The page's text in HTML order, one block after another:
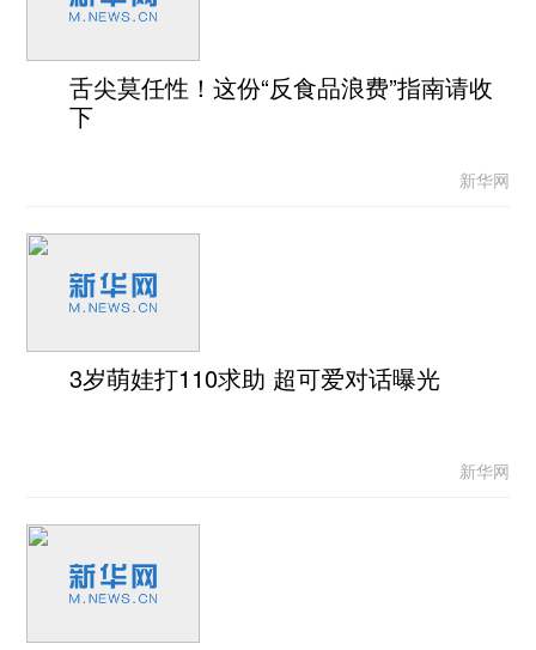
舌尖莫任性！这份“反食品浪费”指南请收
下
新华网
3岁萌娃打110求助 超可爱对话曝光
新华网